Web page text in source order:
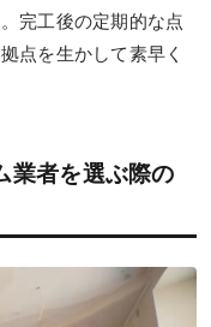
完工後の定期的な点
点を生かして素早く
業者を選ぶ際の